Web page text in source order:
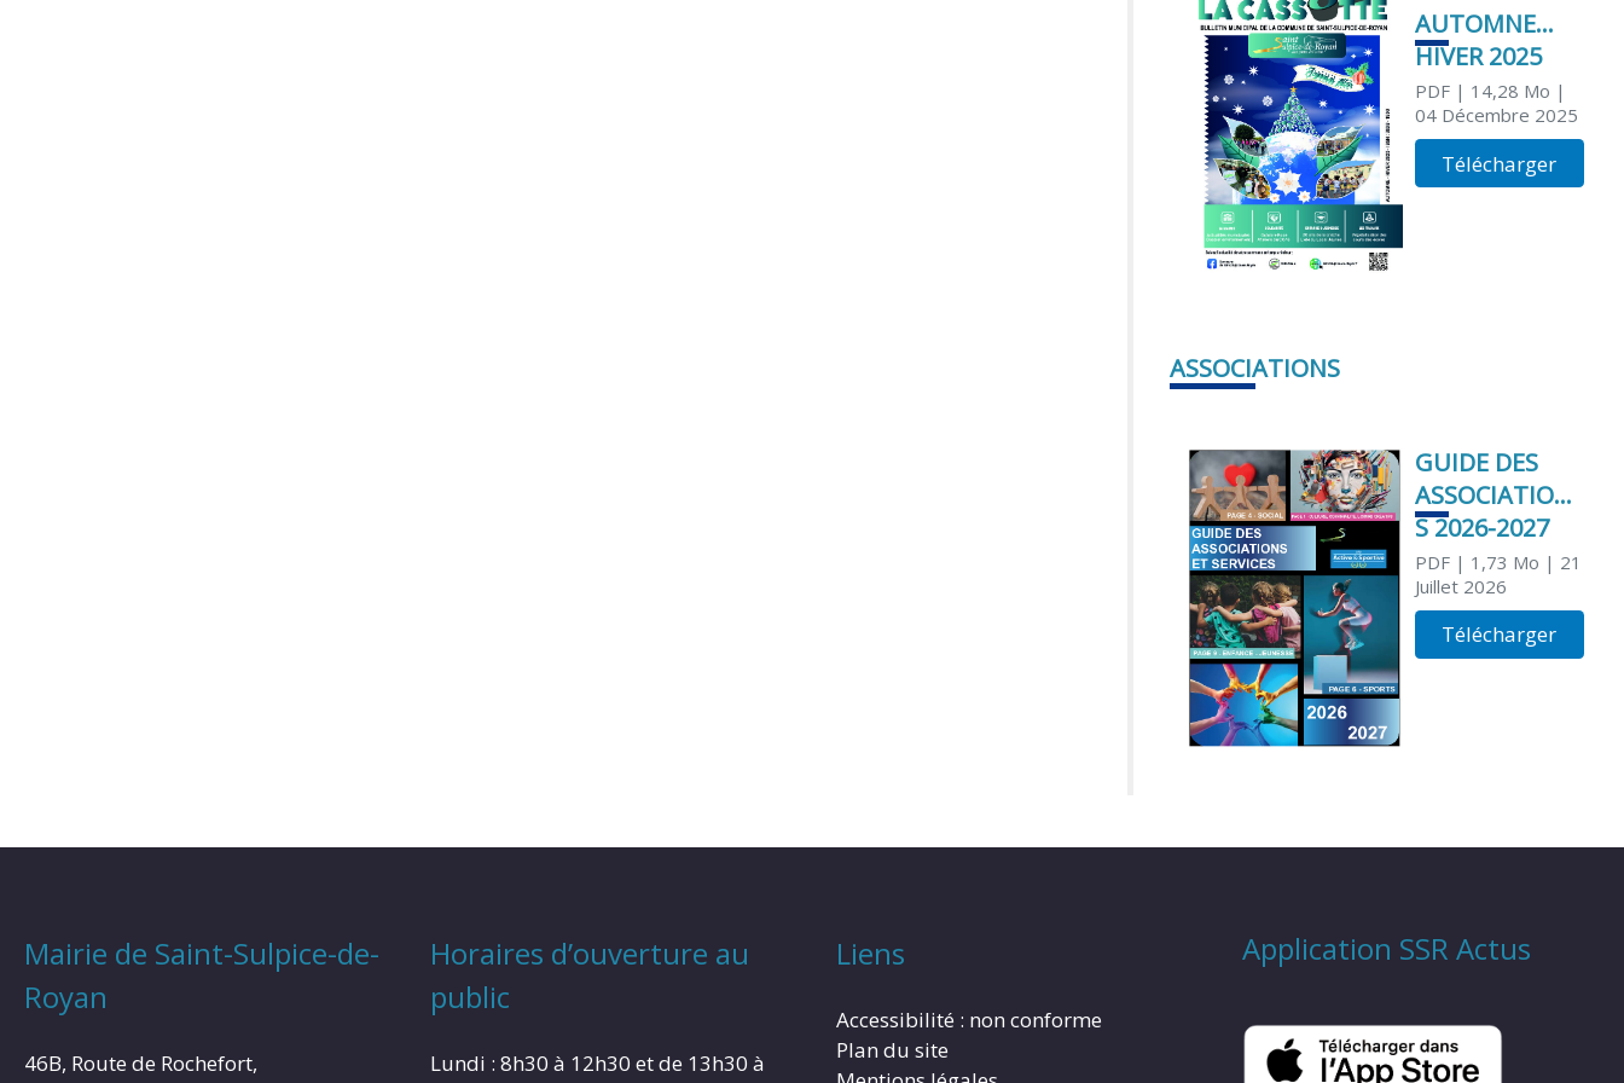
AUTOMNE
HIVER 2025
PDF| 14,28 Mo |
04 Décembre 2025
Télécharger
ASSOCIATIONS
GUIDE DES
ASSOCIATION
S 2026-2027
PDF| 1,73 Mo | 21
Juillet 2026
Télécharger
Mairie de Saint-Sulpice-de-
Royan
46B, Route de Rochefort,
Horaires d’ouverture au
public
Lundi : 8h30 à 12h30 et de 13h30 à
Liens
Accessibilité : non conforme
Plan du site
Application SSR Actus